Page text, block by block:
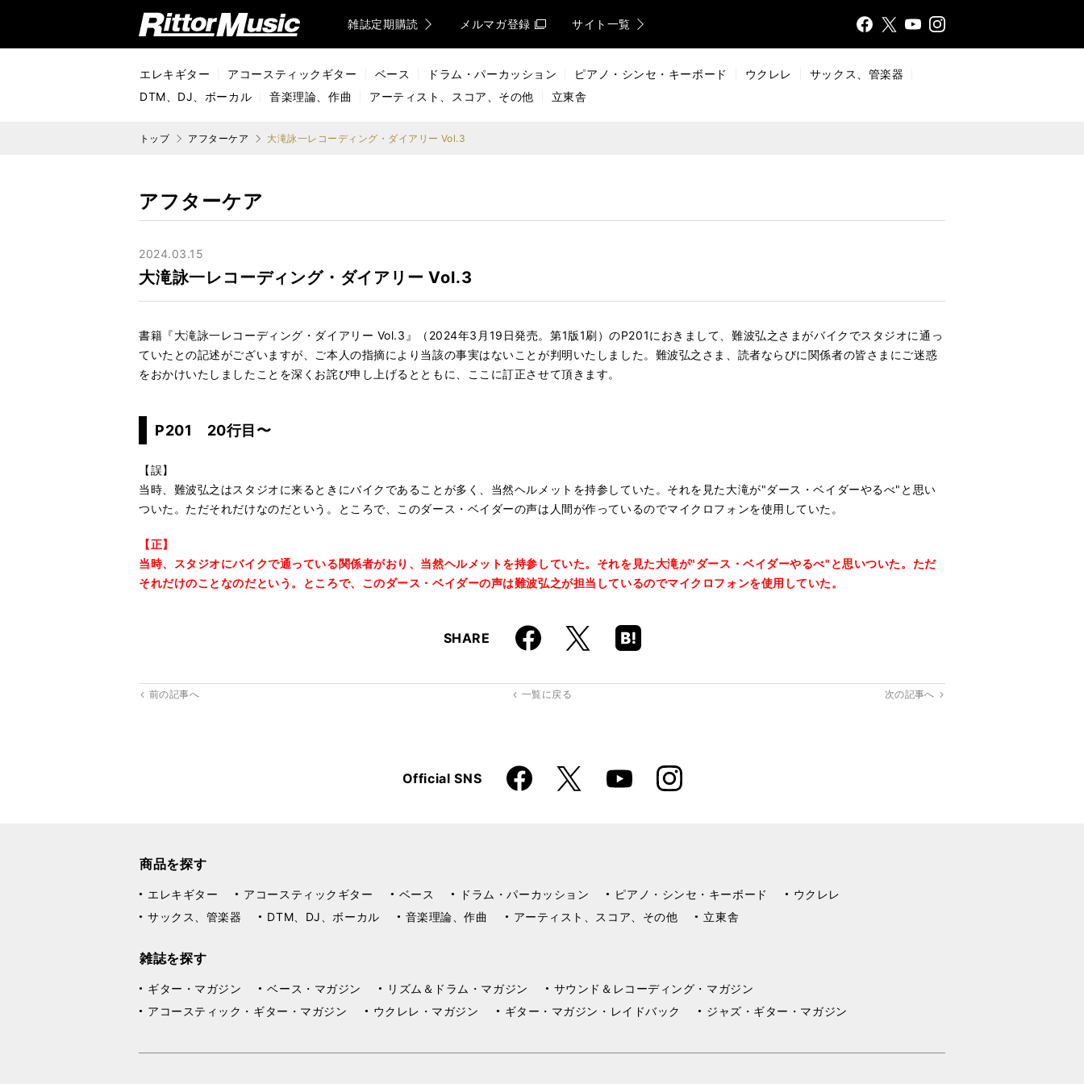
リットーミュージック (Rittor Music) 雑誌定期購読 メルマガ登録 サイト一覧
FaceX
YouTInsta
エレキギター アコースティックギター ベース ドラム・パーカッション ピアノ・シンセ・キーボード ウクレレ
サックス、管楽器
DTM、DJ、ボーカル
音楽理論、作曲 アーティスト、スコア、その他 立東舎
トップ アフターケア 大滝詠一レコーディング・ダイアリー Vol.3
アフターケア
2024.03.15
大滝詠一レコーディング・ダイアリー Vol.3
書籍『大滝詠一レコーディング・ダイアリー Vol.3』（2024年3月19日発売。第1版1刷）のP201におきまして、難波弘之さまがバイクでスタジオに通っ
ていたとの記述がございますが、ご本人の指摘により当該の事実はないことが判明いたしました。難波弘之さま、読者ならびに関係者の皆さまにご迷惑
をおかけいたしましたことを深くお詫び申し上げるとともに、ここに訂正させて頂きます。
P201 20行目〜
【誤】
当時、難波弘之はスタジオに来るときにバイクであることが多く、当然ヘルメットを持参していた。それを見た大滝が"ダース・ベイダーやるべ"と思い
ついた。ただそれだけなのだという。ところで、このダース・ベイダーの声は人間が作っているのでマイクロフォンを使用していた。
【正】
当時、スタジオにバイクで通っている関係者がおり、当然ヘルメットを持参していた。それを見た大滝が"ダース・ベイダーやるべ"と思いついた。ただ
それだけのことなのだという。ところで、このダース・ベイダーの声は難波弘之が担当しているのでマイクロフォンを使用していた。
SHARE Faceboo
k
X
Hatena
Boo
rk
前の記事へ 一覧に戻る 次の記事へ
Official SNSFaceboo
k
X YouTube Instagra
m
商品を探す
エレキギター アコースティックギター ベース ドラム・パーカッション ピアノ・シンセ・キーボード
ウクレレ
サックス、管楽器
DTM、DJ、ボーカル 音楽理論、作曲 アーティスト、スコア、その他 立東舎
雑誌を探す
ギター・マガジン ベース・マガジン リズム＆ドラム・マガジン
サウンド＆レコーディング・マガジン
アコースティック・ギター・マガジン
ウクレレ・マガジン ギター・マガジン・レイドバック ジャズ・ギター・マガジン